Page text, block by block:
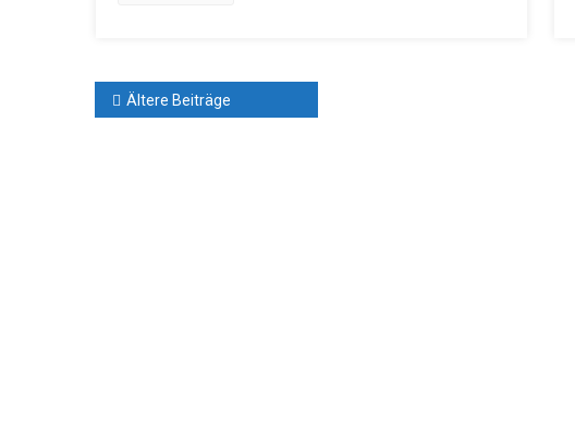
Beitragsnavigation
Ältere Beiträge